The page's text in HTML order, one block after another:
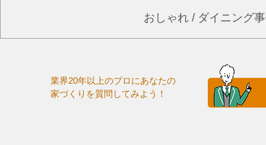
おしゃれ / ダイニング
業界20年以上のプロにあなたの
家づくりを質問してみよう！